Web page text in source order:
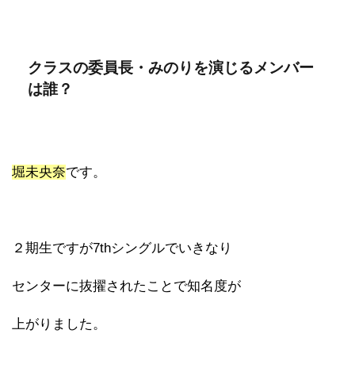
クラスの委員長・みのりを演じるメンバー
は誰？
堀未央奈です。
２期生ですが7thシングルでいきなり
センターに抜擢されたことで知名度が
上がりました。